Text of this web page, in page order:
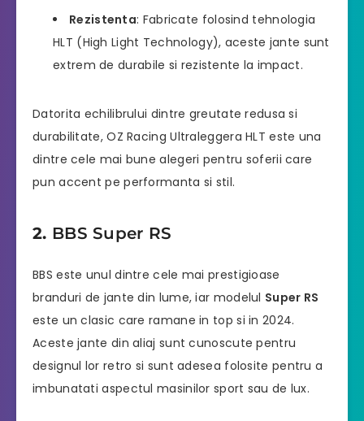
Rezistenta: Fabricate folosind tehnologia
HLT (High Light Technology), aceste jante sunt
extrem de durabile si rezistente la impact.
Datorita echilibrului dintre greutate redusa si
durabilitate, OZ Racing Ultraleggera HLT este una
dintre cele mai bune alegeri pentru soferii care
pun accent pe performanta si stil.
2. BBS Super RS
BBS este unul dintre cele mai prestigioase
branduri de jante din lume, iar modelul Super RS
este un clasic care ramane in top si in 2024.
Aceste jante din aliaj sunt cunoscute pentru
designul lor retro si sunt adesea folosite pentru a
imbunatati aspectul masinilor sport sau de lux.